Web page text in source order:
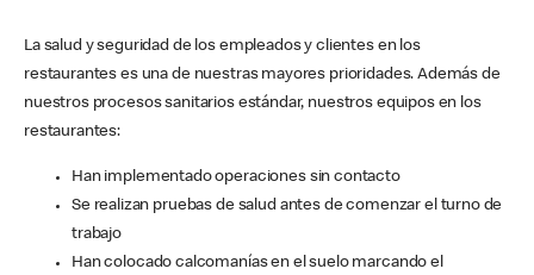
La salud y seguridad de los empleados y clientes en los
restaurantes es una de nuestras mayores prioridades. Además de
nuestros procesos sanitarios estándar, nuestros equipos en los
restaurantes:
Han implementado operaciones sin contacto
Se realizan pruebas de salud antes de comenzar el turno de
trabajo
Han colocado calcomanías en el suelo marcando el